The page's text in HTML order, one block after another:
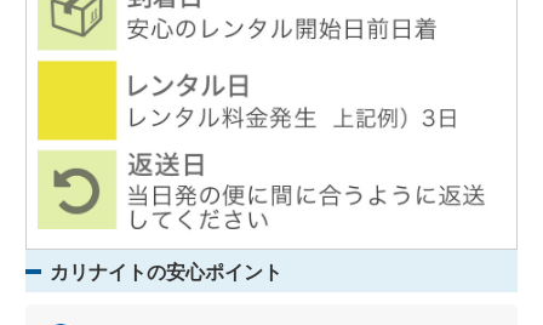
カリナイトの安心ポイント